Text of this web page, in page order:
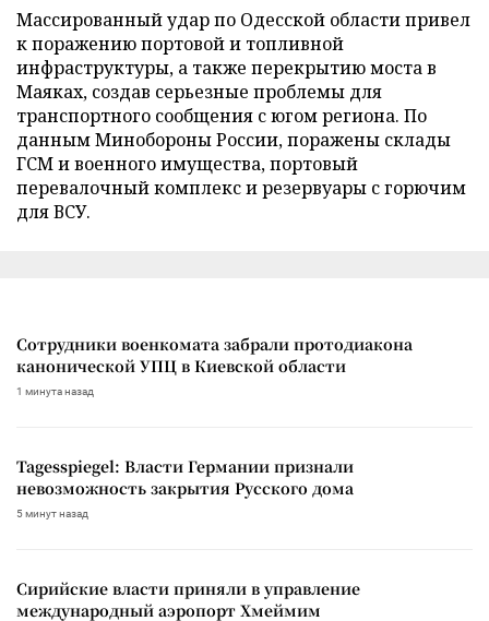
Массированный удар по Одесской области привел
к поражению портовой и топливной
инфраструктуры, а также перекрытию моста в
Маяках, создав серьезные проблемы для
транспортного сообщения с югом региона. По
данным Минобороны России, поражены склады
ГСМ и военного имущества, портовый
перевалочный комплекс и резервуары с горючим
для ВСУ.
Сотрудники военкомата забрали протодиакона
канонической УПЦ в Киевской области
1 минута назад
Tagesspiegel: Власти Германии признали
невозможность закрытия Русского дома
5 минут назад
Сирийские власти приняли в управление
международный аэропорт Хмеймим